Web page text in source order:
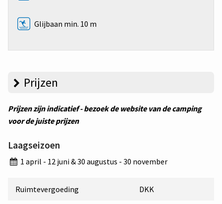
Glijbaan min. 10 m
Prijzen
Prijzen zijn indicatief - bezoek de website van de camping
voor de juiste prijzen
Laagseizoen
1 april - 12 juni & 30 augustus - 30 november
Ruimtevergoeding DKK